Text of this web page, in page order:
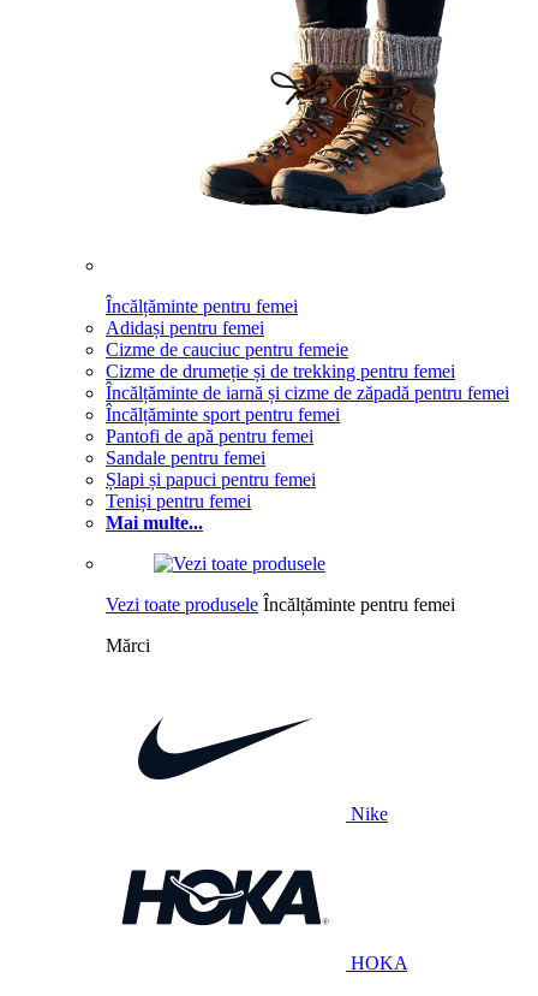
Încălțăminte pentru femei
Adidași pentru femei
Cizme de cauciuc pentru femeie
Cizme de drumeție și de trekking pentru femei
Încălțăminte de iarnă și cizme de zăpadă pentru femei
Încălțăminte sport pentru femei
Pantofi de apă pentru femei
Sandale pentru femei
Șlapi și papuci pentru femei
Teniși pentru femei
Mai multe...
Vezi toate produsele Încălțăminte pentru femei
Mărci
Nike
HOKA